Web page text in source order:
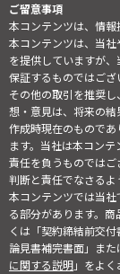
ご留意事項
本コンテンツは、情報
本コンテンツは、当
を提供していますが
保証するものではござ
その他の取引を推奨
想・意見は、将来の
作成時現在のもので
ます。当社は本コン
責任を負うものでは
判断と責任でなさるよ
本コンテンツでは当
る部分があります。
くは「契約締結前交
論見書補完書面」ま
に関する説明」をよく